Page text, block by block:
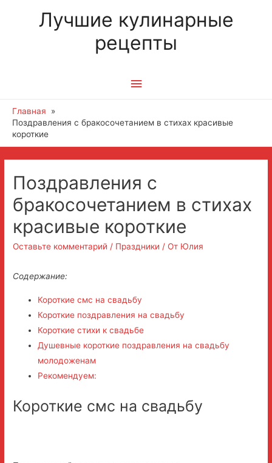
Лучшие кулинарные
рецепты
Главное
Главная
Поздравления с бракосочетанием в стихах красивые
короткие
Поздравления с
бракосочетанием в стихах
красивые короткие
Оставьте комментарий / Праздники / От Юлия
Содержание:
Короткие смс на свадьбу
Короткие поздравления на свадьбу
Короткие стихи к свадьбе
Душевные короткие поздравления на свадьбу
молодоженам
Рекомендуем:
Короткие смс на свадьбу
по
записям